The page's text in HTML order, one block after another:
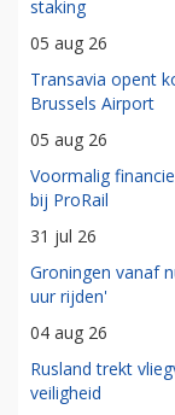
staking
05 aug 26
Transavia opent
Brussels Airport
05 aug 26
Voormalig
bij ProRail
31 jul 26
Groningen vanaf
uur rijden'
04 aug 26
Rusland trekt
veiligheid